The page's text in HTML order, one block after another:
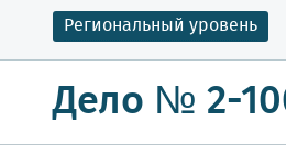
Региональный уровень
Дело № 2-